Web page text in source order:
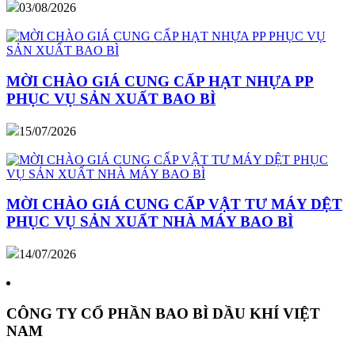
03/08/2026
MỜI CHÀO GIÁ CUNG CẤP HẠT NHỰA PP
PHỤC VỤ SẢN XUẤT BAO BÌ
15/07/2026
MỜI CHÀO GIÁ CUNG CẤP VẬT TƯ MÁY DỆT
PHỤC VỤ SẢN XUẤT NHÀ MÁY BAO BÌ
14/07/2026
CÔNG TY CỔ PHẦN BAO BÌ DẦU KHÍ VIỆT
NAM